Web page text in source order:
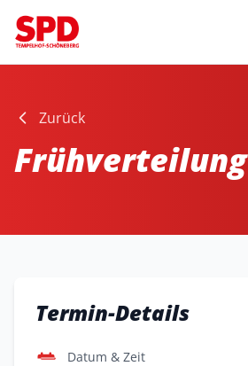
Zurück
Frühverteilung
Termin-Details
Datum & Zeit